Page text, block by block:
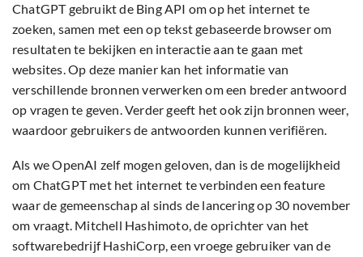
ChatGPT gebruikt de Bing API om op het internet te
zoeken, samen met een op tekst gebaseerde browser om
resultaten te bekijken en interactie aan te gaan met
websites. Op deze manier kan het informatie van
verschillende bronnen verwerken om een breder antwoord
op vragen te geven. Verder geeft het ook zijn bronnen weer,
waardoor gebruikers de antwoorden kunnen verifiëren.
Als we OpenAI zelf mogen geloven, dan is de mogelijkheid
om ChatGPT met het internet te verbinden een feature
waar de gemeenschap al sinds de lancering op 30 november
om vraagt. Mitchell Hashimoto, de oprichter van het
softwarebedrijf HashiCorp, een vroege gebruiker van de